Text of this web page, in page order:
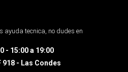
ayuda tecnica, no dudes en
- 15:00 a 19:00
918 - Las Condes